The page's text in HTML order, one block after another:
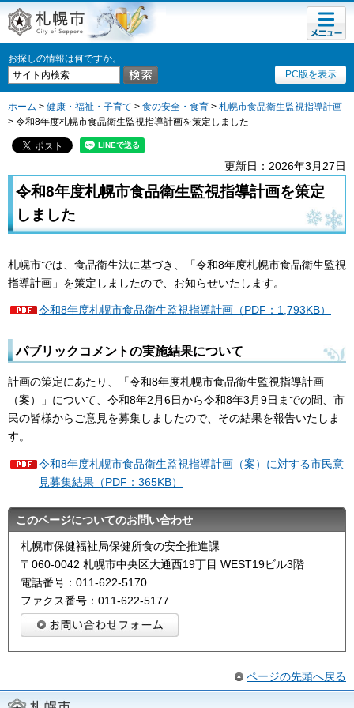
札幌市
お探しの情報は何ですか。
PC版を表示
メニュ
ー
ホーム > 健康・福祉・子育て > 食の安全・食育 > 札幌市食品衛生監視指導計画
> 令和8年度札幌市食品衛生監視指導計画を策定しました
更新日：2026年3月27日
令和8年度札幌市食品衛生監視指導計画を策定
しました
札幌市では、食品衛生法に基づき、「令和8年度札幌市食品衛生監視
指導計画」を策定しましたので、お知らせいたします。
令和8年度札幌市食品衛生監視指導計画（PDF：1,793KB）
パブリックコメントの実施結果について
計画の策定にあたり、「令和8年度札幌市食品衛生監視指導計画
（案）」について、令和8年2月6日から令和8年3月9日までの間、市
民の皆様からご意見を募集しましたので、その結果を報告いたしま
す。
令和8年度札幌市食品衛生監視指導計画（案）に対する市民意
見募集結果（PDF：365KB）
このページについてのお問い合わせ
札幌市保健福祉局保健所食の安全推進課
〒060-0042 札幌市中央区大通西19丁目 WEST19ビル3階
電話番号：011-622-5170
ファクス番号：011-622-5177
ページの先頭へ戻る